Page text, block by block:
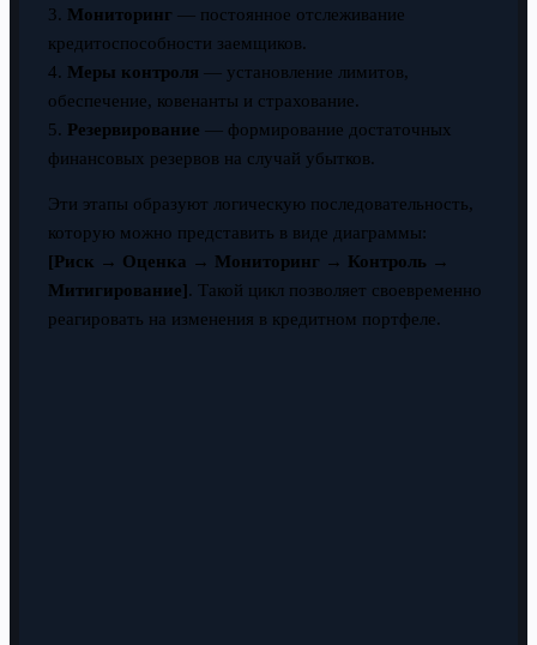
3. Мониторинг — постоянное отслеживание
кредитоспособности заемщиков.
4. Меры контроля — установление лимитов,
обеспечение, ковенанты и страхование.
5. Резервирование — формирование достаточных
финансовых резервов на случай убытков.
Эти этапы образуют логическую последовательность,
которую можно представить в виде диаграммы:
[Риск → Оценка → Мониторинг → Контроль →
Митигирование]. Такой цикл позволяет своевременно
реагировать на изменения в кредитном портфеле.